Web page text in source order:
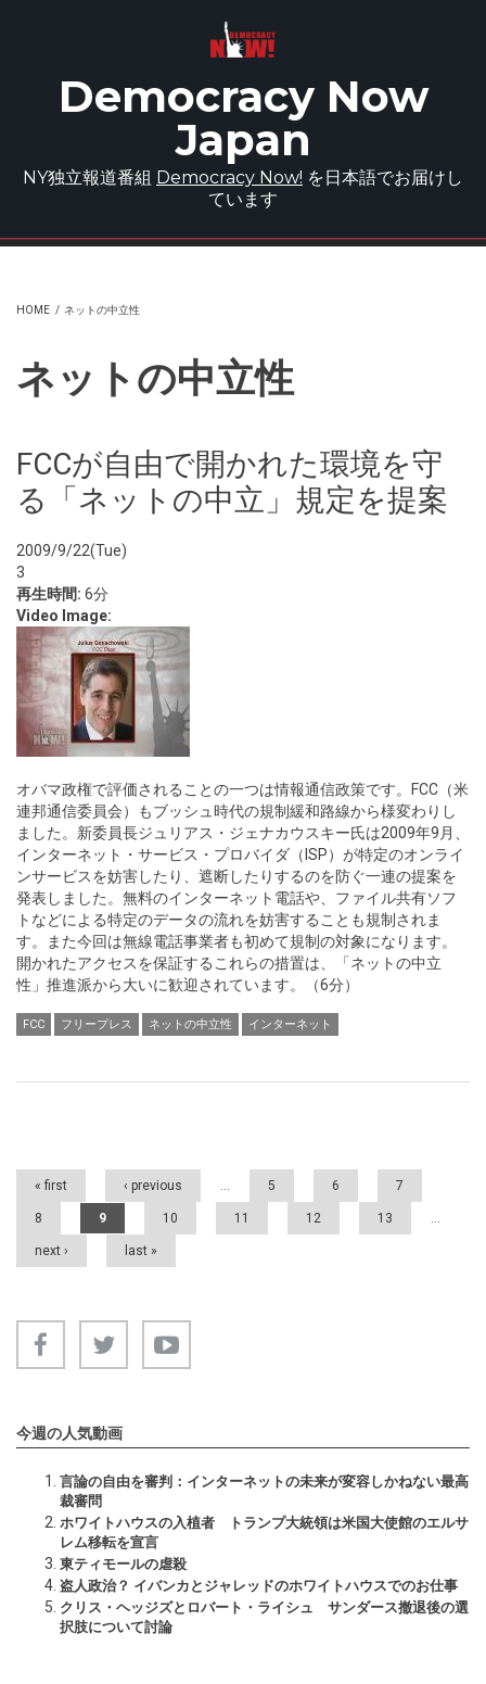
Democracy Now
Japan
NY独立報道番組 Democracy Now! を日本語でお届けし
ています
HOME / ネットの中立性
ネットの中立性
FCCが自由で開かれた環境を守
る「ネットの中立」規定を提案
2009/9/22(Tue)
3
再生時間: 6分
Video Image:
オバマ政権で評価されることの一つは情報通信政策です。FCC（米
連邦通信委員会）もブッシュ時代の規制緩和路線から様変わりし
ました。新委員長ジュリアス・ジェナカウスキー氏は2009年9月、
インターネット・サービス・プロバイダ（ISP）が特定のオンライ
ンサービスを妨害したり、遮断したりするのを防ぐ一連の提案を
発表しました。無料のインターネット電話や、ファイル共有ソフ
トなどによる特定のデータの流れを妨害することも規制されま
す。また今回は無線電話事業者も初めて規制の対象になります。
開かれたアクセスを保証するこれらの措置は、「ネットの中立
性」推進派から大いに歓迎されています。（6分）
FCC フリープレス ネットの中立性 インターネット
Pages
« first ‹ previous … 5 6 7
8 9 10 11 12 13 …
next › last »
今週の人気動画
言論の自由を審判：インターネットの未来が変容しかねない最高
裁審問
ホワイトハウスの入植者 トランプ大統領は米国大使館のエルサ
レム移転を宣言
東ティモールの虐殺
盗人政治？ イバンカとジャレッドのホワイトハウスでのお仕事
クリス・ヘッジズとロバート・ライシュ サンダース撤退後の選
択肢について討論